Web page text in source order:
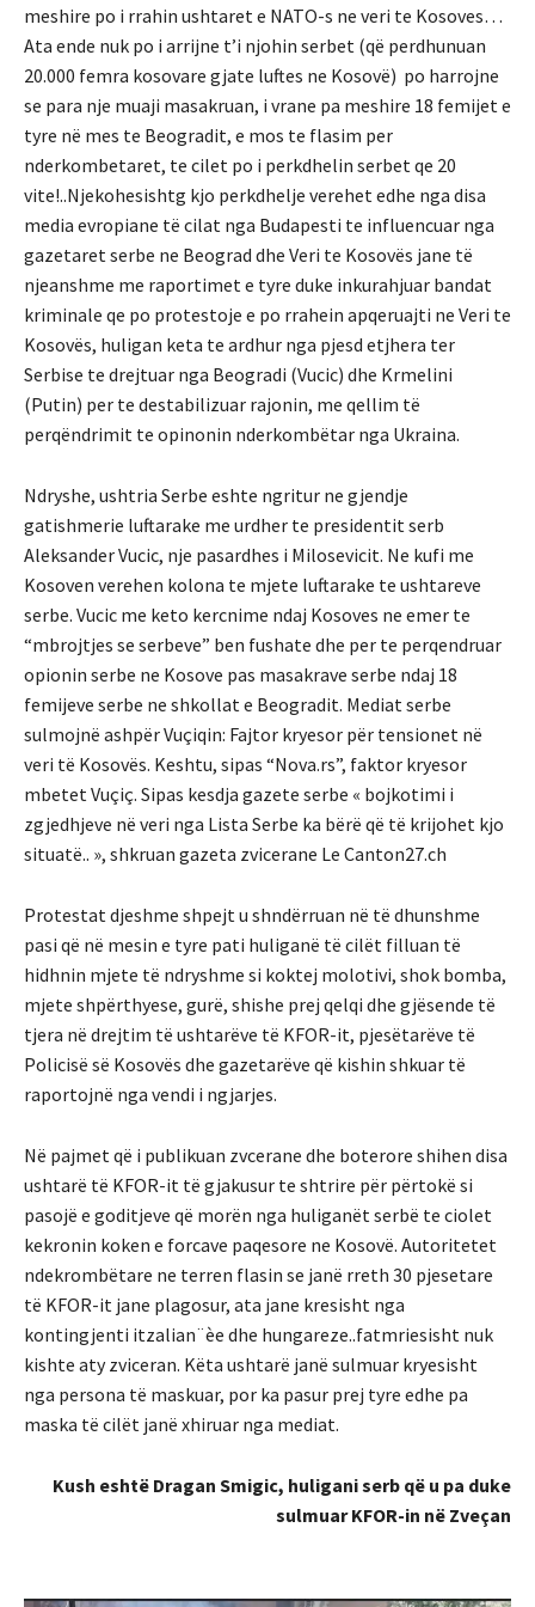
meshire po i rrahin ushtaret e NATO-s ne veri te Kosoves…
Ata ende nuk po i arrijne t’i njohin serbet (që perdhunuan
20.000 femra kosovare gjate luftes ne Kosovë) po harrojne
se para nje muaji masakruan, i vrane pa meshire 18 femijet e
tyre në mes te Beogradit, e mos te flasim per
nderkombetaret, te cilet po i perkdhelin serbet qe 20
vite!..Njekohesishtg kjo perkdhelje verehet edhe nga disa
media evropiane të cilat nga Budapesti te influencuar nga
gazetaret serbe ne Beograd dhe Veri te Kosovës jane të
njeanshme me raportimet e tyre duke inkurahjuar bandat
kriminale qe po protestoje e po rrahein apqeruajti ne Veri te
Kosovës, huligan keta te ardhur nga pjesd etjhera ter
Serbise te drejtuar nga Beogradi (Vucic) dhe Krmelini
(Putin) per te destabilizuar rajonin, me qellim të
perqëndrimit te opinonin nderkombëtar nga Ukraina.
Ndryshe, ushtria Serbe eshte ngritur ne gjendje
gatishmerie luftarake me urdher te presidentit serb
Aleksander Vucic, nje pasardhes i Milosevicit. Ne kufi me
Kosoven verehen kolona te mjete luftarake te ushtareve
serbe. Vucic me keto kercnime ndaj Kosoves ne emer te
“mbrojtjes se serbeve” ben fushate dhe per te perqendruar
opionin serbe ne Kosove pas masakrave serbe ndaj 18
femijeve serbe ne shkollat e Beogradit. Mediat serbe
sulmojnë ashpër Vuçiqin: Fajtor kryesor për tensionet në
veri të Kosovës. Keshtu, sipas “Nova.rs”, faktor kryesor
mbetet Vuçiç. Sipas kesdja gazete serbe « bojkotimi i
zgjedhjeve në veri nga Lista Serbe ka bërë që të krijohet kjo
situatë.. », shkruan gazeta zvicerane Le Canton27.ch
Protestat djeshme shpejt u shndërruan në të dhunshme
pasi që në mesin e tyre pati huliganë të cilët filluan të
hidhnin mjete të ndryshme si koktej molotivi, shok bomba,
mjete shpërthyese, gurë, shishe prej qelqi dhe gjësende të
tjera në drejtim të ushtarëve të KFOR-it, pjesëtarëve të
Policisë së Kosovës dhe gazetarëve që kishin shkuar të
raportojnë nga vendi i ngjarjes.
Në pajmet që i publikuan zvcerane dhe boterore shihen disa
ushtarë të KFOR-it të gjakusur te shtrire për përtokë si
pasojë e goditjeve që morën nga huliganët serbë te ciolet
kekronin koken e forcave paqesore ne Kosovë. Autoritetet
ndekrombëtare ne terren flasin se janë rreth 30 pjesetare
të KFOR-it jane plagosur, ata jane kresisht nga
kontingjenti itzalian¨èe dhe hungareze..fatmriesisht nuk
kishte aty zviceran. Këta ushtarë janë sulmuar kryesisht
nga persona të maskuar, por ka pasur prej tyre edhe pa
maska të cilët janë xhiruar nga mediat.
Kush eshtë Dragan Smigic, huligani serb që u pa duke
sulmuar KFOR-in në Zveçan